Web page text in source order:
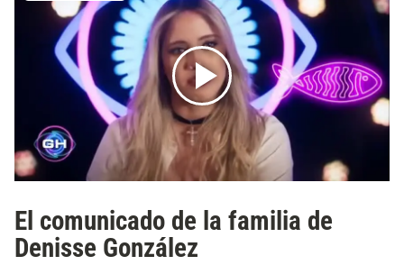
El comunicado de la familia de
Denisse González